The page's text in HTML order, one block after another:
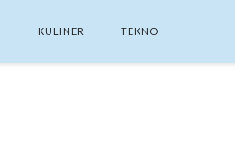
KULINER TEKNO
THIS BLOG